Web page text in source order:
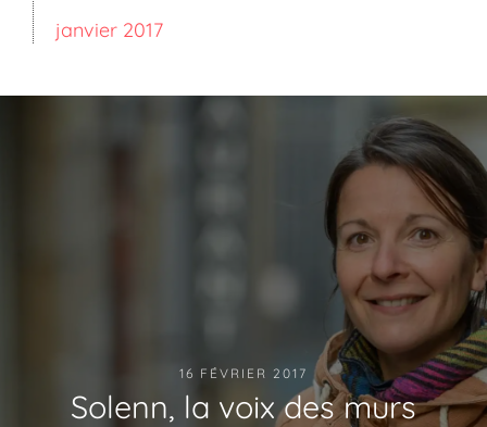
janvier 2017
16 FÉVRIER 2017
Solenn, la voix des murs